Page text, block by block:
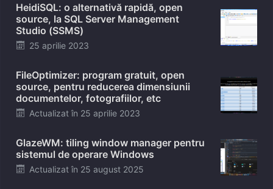
HeidiSQL: o alternativă rapidă, open
source, la SQL Server Management
Studio (SSMS)
Posted
25 aprilie 2023
FileOptimizer: program gratuit, open
source, pentru reducerea dimensiunii
documentelor, fotografiilor, etc
Posted
Actualizat în 25 aprilie 2023
GlazeWM: tiling window manager pentru
sistemul de operare Windows
Posted
Actualizat în 25 august 2025